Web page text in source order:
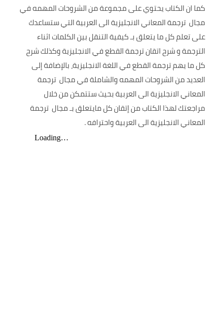
كما ان الكتاب يحتوي على مجموعة من الشروحات المهمه في
مجال ترجمة المعاني الانجليزية الى العربية التي ستساعدك
على تعلم كل ما يتعلق بـ كيفية التنقل بين الكلمات اثناء
الترجمة و شرح اتقان ترجمة القطع في الانجليزية وكذلك شرح
كل ما يهم ترجمة القطع في اللغة الانجليزية، بالإضافة إلى
العديد من الشروحات المهمه والشاملة في مجال ترجمة
المعاني الانجليزية الى العربية بحيث ستتمكن من خلال
مراجعتك لهذا الكتاب من إتقان كل مايتعلق بـ مجال ترجمة
المعاني الانجليزية الى العربية واحترافه .